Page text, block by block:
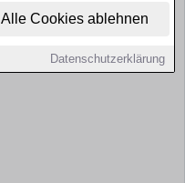
Alle Cookies ablehnen
Datenschutzerklärung